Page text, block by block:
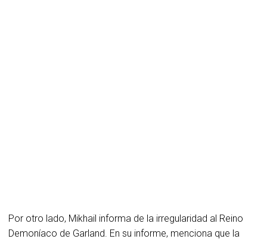
Por otro lado, Mikhail informa de la irregularidad al Reino
Demoníaco de Garland. En su informe, menciona que la